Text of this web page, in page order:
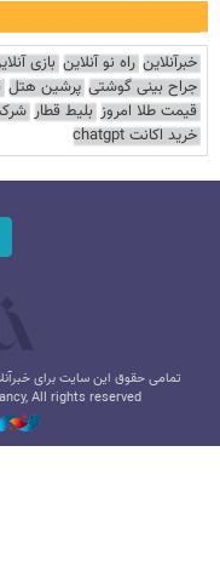
خبرآنلاین راه نو آنلاین بازی
جراح بینی گوشتی پرشین هتل
قیمت طلا امروز بلیط قطار
خرید اکانت chatgpt
تمامی حقوق این سایت برای
All rights reserved